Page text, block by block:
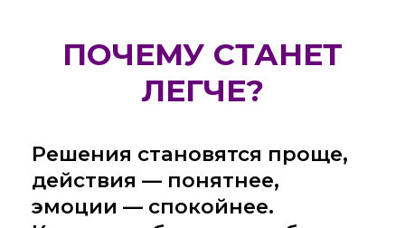
Модуль 2. Старшие Арканы
Карты начинают показывать главные
и как работают карты. Исчезает страх
перед Таро, остаётся интерес и азарт
СОДЕРЖАНИЕ КУРСА